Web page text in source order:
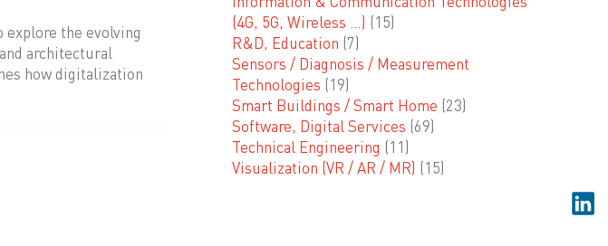
the evolving
architectural
how digitalization
(4G, 5G, Wireless …) (15)
R&D, Education (7)
Sensors / Diagnosis / Measurement
Technologies (19)
Smart Buildings / Smart Home (23)
Software, Digital Services (69)
Technical Engineering (11)
Visualization (VR / AR / MR) (15)